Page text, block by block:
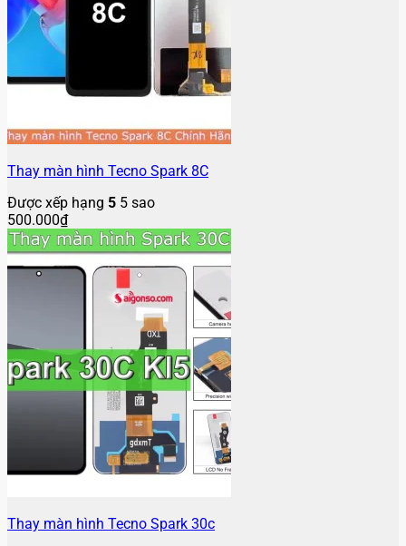
Thay màn hình Tecno Spark 8C
Được xếp hạng 5 5 sao
500.000₫
Thay màn hình Tecno Spark 30c